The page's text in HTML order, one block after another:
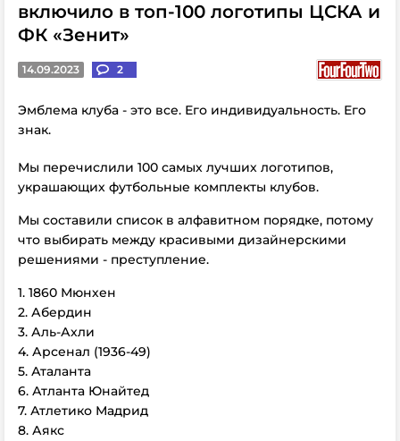
включило в топ-100 логотипы ЦСКА и
ФК «Зенит»
14.09.2023 2
Эмблема клуба - это все. Его индивидуальность. Его
знак.
Мы перечислили 100 самых лучших логотипов,
украшающих футбольные комплекты клубов.
Мы составили список в алфавитном порядке, потому
что выбирать между красивыми дизайнерскими
решениями - преступление.
1. 1860 Мюнхен
2. Абердин
3. Аль-Ахли
4. Арсенал (1936-49)
5. Аталанта
6. Атланта Юнайтед
7. Атлетико Мадрид
8. Аякс